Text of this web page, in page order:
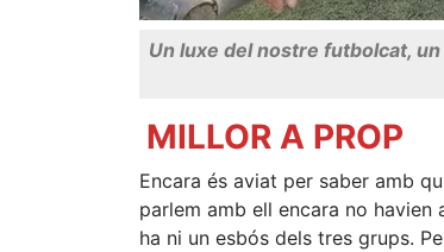
Un luxe del nostre futbolcat, un
MILLOR A PROP
Encara és aviat per saber amb
parlem amb ell encara no havien
ha ni un esbós dels tres grups.